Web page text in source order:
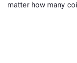
matter how many